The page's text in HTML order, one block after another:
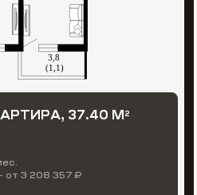
37.40 М2
от 3 208 357 ₽